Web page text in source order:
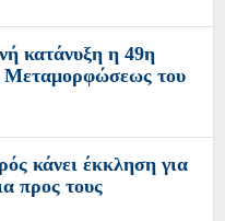
κατάνυξη η 49η
Μεταμορφώσεως του
κάνει έκκληση για
προς τους